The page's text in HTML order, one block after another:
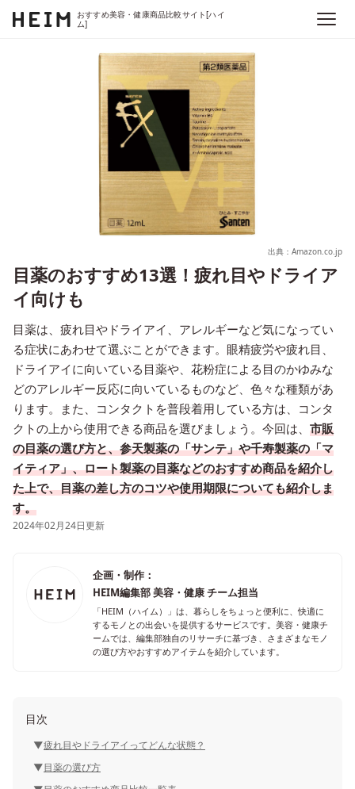
おすすめ美容・健康商品比較サイト[ハイ
ム]
出典：Amazon.co.jp
目薬のおすすめ13選！疲れ目やドライア
イ向けも
目薬は、疲れ目やドライアイ、アレルギーなど気になってい
る症状にあわせて選ぶことができます。眼精疲労や疲れ目、
ドライアイに向いている目薬や、花粉症による目のかゆみな
どのアレルギー反応に向いているものなど、色々な種類があ
ります。また、コンタクトを普段着用している方は、コンタ
クトの上から使用できる商品を選びましょう。今回は、 市販
の目薬の選び方と、参天製薬の「サンテ」や千寿製薬の「マ
イティア」、ロート製薬の目薬などのおすすめ商品を紹介し
た上で、目薬の差し方のコツや使用期限についても紹介しま
す。
2024年02月24日更新
企画・制作：
HEIM編集部 美容・健康 チーム担当
「HEIM（ハイム）」は、暮らしをちょっと便利に、快適に
するモノとの出会いを提供するサービスです。美容・健康チ
ームでは、編集部独自のリサーチに基づき、さまざまなモノ
の選び方やおすすめアイテムを紹介しています。
目次
疲れ目やドライアイってどんな状態？
目薬の選び方